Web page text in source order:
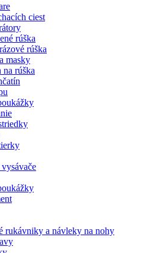
ciest
rúška
rúška
masky
na rúška
rukávniky a návleky na nohy